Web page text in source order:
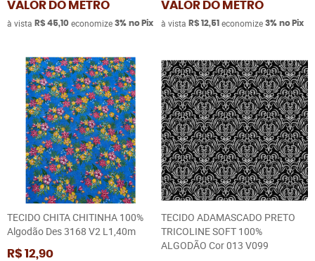
VALOR DO METRO
à vista R$ 45,10 economize 3% no Pix
VALOR DO METRO
à vista R$ 12,51 economize 3% no Pix
TECIDO CHITA CHITINHA 100%
Algodão Des 3168 V2 L1,40m
R$ 12,90
TECIDO ADAMASCADO PRETO
TRICOLINE SOFT 100%
ALGODÃO Cor 013 V099